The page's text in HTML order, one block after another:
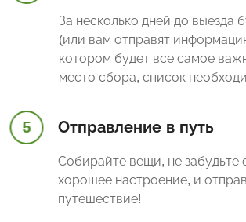
За несколько дней до выезда
(или вам отправят
котором будет все самое
место сбора, список
5 Отправление в путь
Собирайте вещи, не забудьте
хорошее настроение, и
путешествие!